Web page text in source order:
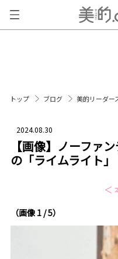
トップ ブログ 美的リーダー
2024.08.30
【画像】ノーファ
の「ライムライト」
＜
（画像 1 / 5）